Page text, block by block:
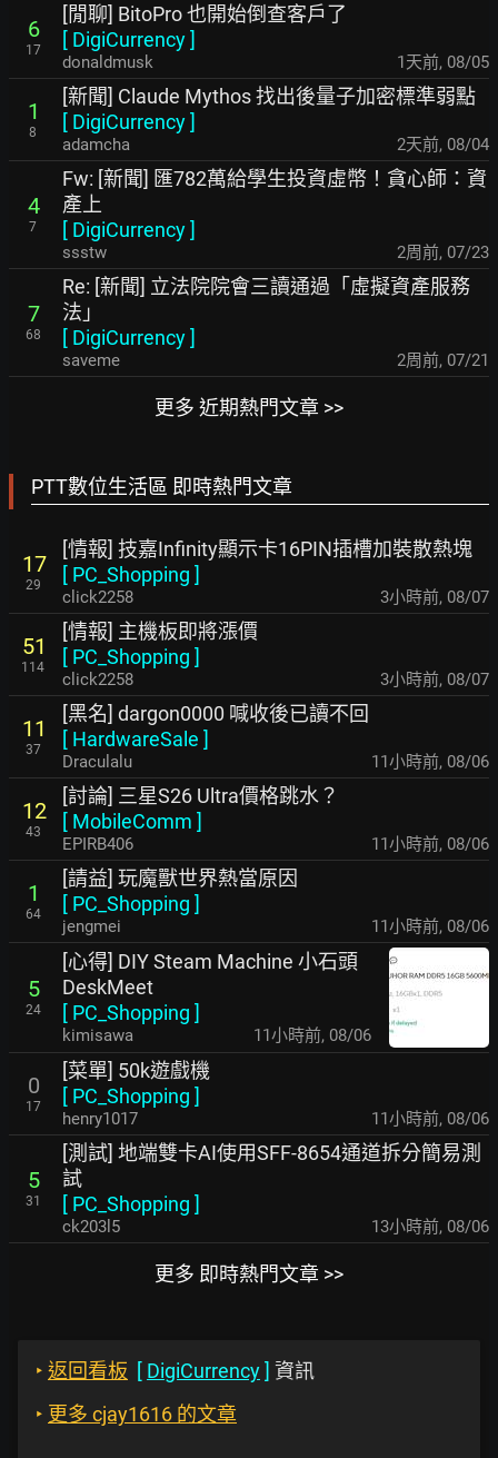
6
17
[閒聊] BitoPro 也開始倒查客戶了
[ DigiCurrency]
donaldmusk 1天前, 08/05
1
8
[新聞] Claude Mythos 找出後量子加密標準弱點
[ DigiCurrency]
adamcha 2天前, 08/04
4
7
Fw: [新聞] 匯782萬給學生投資虛幣！貪心師：資
產上
[ DigiCurrency]
ssstw 2周前, 07/23
7
68
Re: [新聞] 立法院院會三讀通過「虛擬資產服務
法」
[ DigiCurrency]
saveme 2周前, 07/21
更多 近期熱門文章 >>
PTT數位生活區 即時熱門文章
17
29
[情報] 技嘉Infinity顯示卡16PIN插槽加裝散熱塊
[ PC_Shopping ]
click2258 3小時前, 08/07
51
114
[情報] 主機板即將漲價
[ PC_Shopping ]
click2258 3小時前, 08/07
11
37
[黑名] dargon0000 喊收後已讀不回
[ HardwareSale ]
Draculalu 11小時前, 08/06
12
43
[討論] 三星S26 Ultra價格跳水？
[ MobileComm ]
EPIRB406 11小時前, 08/06
1
64
[請益] 玩魔獸世界熱當原因
[ PC_Shopping ]
jengmei 11小時前, 08/06
5
24
[心得] DIY Steam Machine 小石頭
DeskMeet
[ PC_Shopping ]
kimisawa 11小時前, 08/06
0
17
[菜單] 50k遊戲機
[ PC_Shopping ]
henry1017 11小時前, 08/06
5
31
[測試] 地端雙卡AI使用SFF-8654通道拆分簡易測
試
[ PC_Shopping ]
ck203l5 13小時前, 08/06
更多 即時熱門文章 >>
‣ 返回看板 [ DigiCurrency] 資訊
‣ 更多 cjay1616 的文章